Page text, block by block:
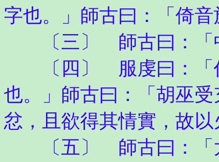
字也。」師古曰：「倚
〔三〕 師古曰：「中
〔四〕 服虔曰：「
也。」師古曰：「胡巫
忿，且欲得其情實，故
〔五〕 師古曰：「